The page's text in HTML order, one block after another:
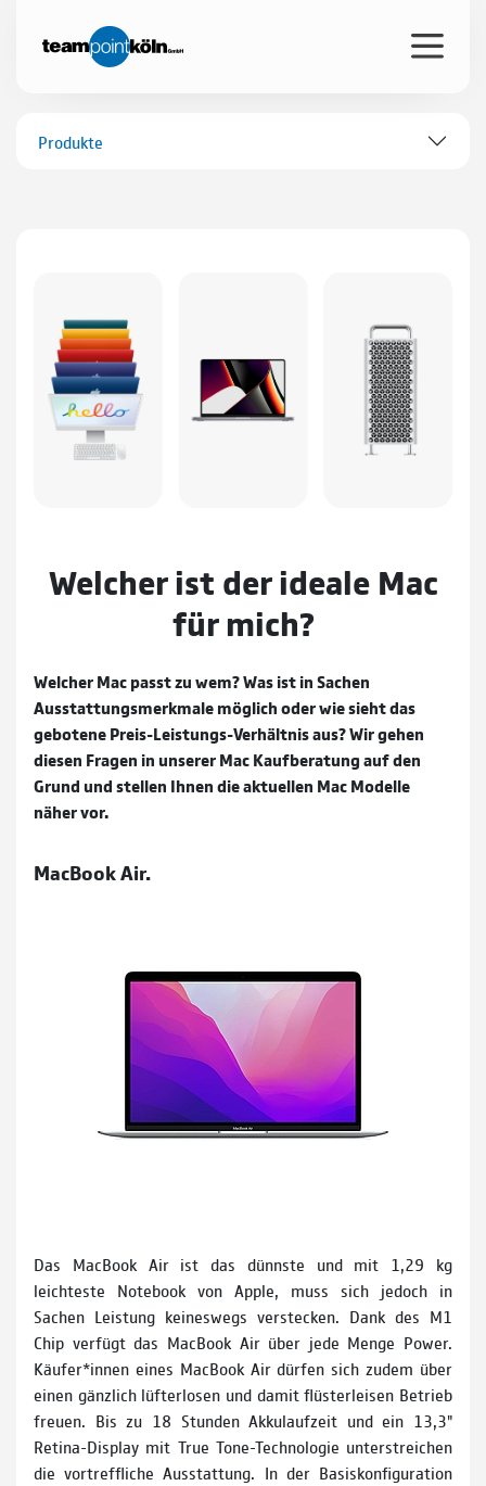
Produkte
Welcher ist der ideale Mac
für mich?
Welcher Mac passt zu wem? Was ist in Sachen
Ausstattungsmerkmale möglich oder wie sieht das
gebotene Preis-Leistungs-Verhältnis aus? Wir gehen
diesen Fragen in unserer Mac Kaufberatung auf den
Grund und stellen Ihnen die aktuellen Mac Modelle
näher vor.
MacBook Air.
Das MacBook Air ist das dünnste und mit 1,29 kg
leichteste Notebook von Apple, muss sich jedoch in
Sachen Leistung keineswegs verstecken. Dank des M1
Chip verfügt das MacBook Air über jede Menge Power.
Käufer*innen eines MacBook Air dürfen sich zudem über
einen gänzlich lüfterlosen und damit flüsterleisen Betrieb
freuen. Bis zu 18 Stunden Akkulaufzeit und ein 13,3"
Retina-Display mit True Tone-Technologie unterstreichen
die vortreffliche Ausstattung. In der Basiskonfiguration